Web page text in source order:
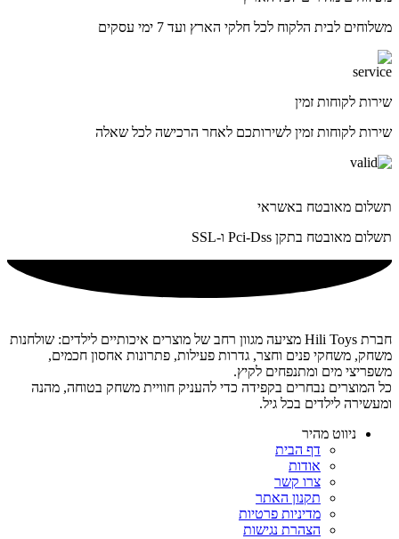
משלוחים לבית הלקוח לכל חלקי הארץ ועד 7 ימי עסקים
שירות לקוחות זמין
שירות לקוחות זמין לשירותכם לאחר הרכישה לכל שאלה
תשלום מאובטח באשראי
תשלום מאובטח בתקן Pci-Dss ו-SSL
חברת Hili Toys מציעה מגוון רחב של מוצרים איכותיים לילדים: שולחנות
משחק, משחקי פנים וחצר, גדרות פעילות, פתרונות אחסון חכמים,
משפריצי מים ומתנפחים לקיץ.
כל המוצרים נבחרים בקפידה כדי להעניק חוויית משחק בטוחה, מהנה
ומעשירה לילדים בכל גיל.
ניווט מהיר
דף הבית
אודות
צרו קשר
תקנון האתר
מדיניות פרטיות
הצהרת נגישות